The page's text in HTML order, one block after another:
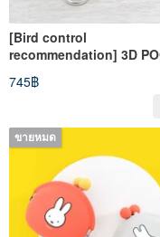
[Bird control
recommendation] 3D
Friends Bird three-
dimensional Silicone
745฿
ขายหมด